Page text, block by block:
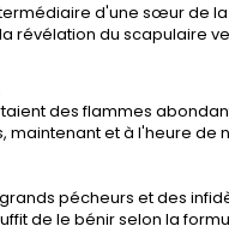
d'une sœur de
révélation du scapulaire
des flammes
maintenant et à l'heure de
pécheurs et des
de le bénir selon la